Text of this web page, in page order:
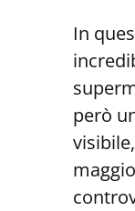
In
però